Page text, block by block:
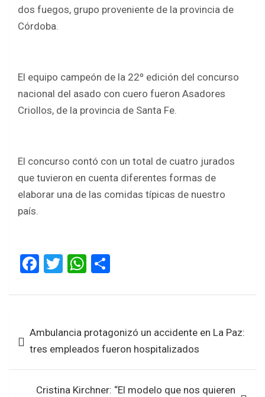
dos fuegos, grupo proveniente de la provincia de
Córdoba.
El equipo campeón de la 22º edición del concurso
nacional del asado con cuero fueron Asadores
Criollos, de la provincia de Santa Fe.
El concurso contó con un total de cuatro jurados
que tuvieron en cuenta diferentes formas de
elaborar una de las comidas típicas de nuestro
país.
F
ce
o
o
k
T
tt
W
at
A
p
p
ar
de
entradas
Ambulancia protagonizó un accidente en La Paz:
tres empleados fueron hospitalizados
Cristina Kirchner: “El modelo que nos quieren